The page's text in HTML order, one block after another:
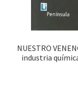
NUESTRO
industria